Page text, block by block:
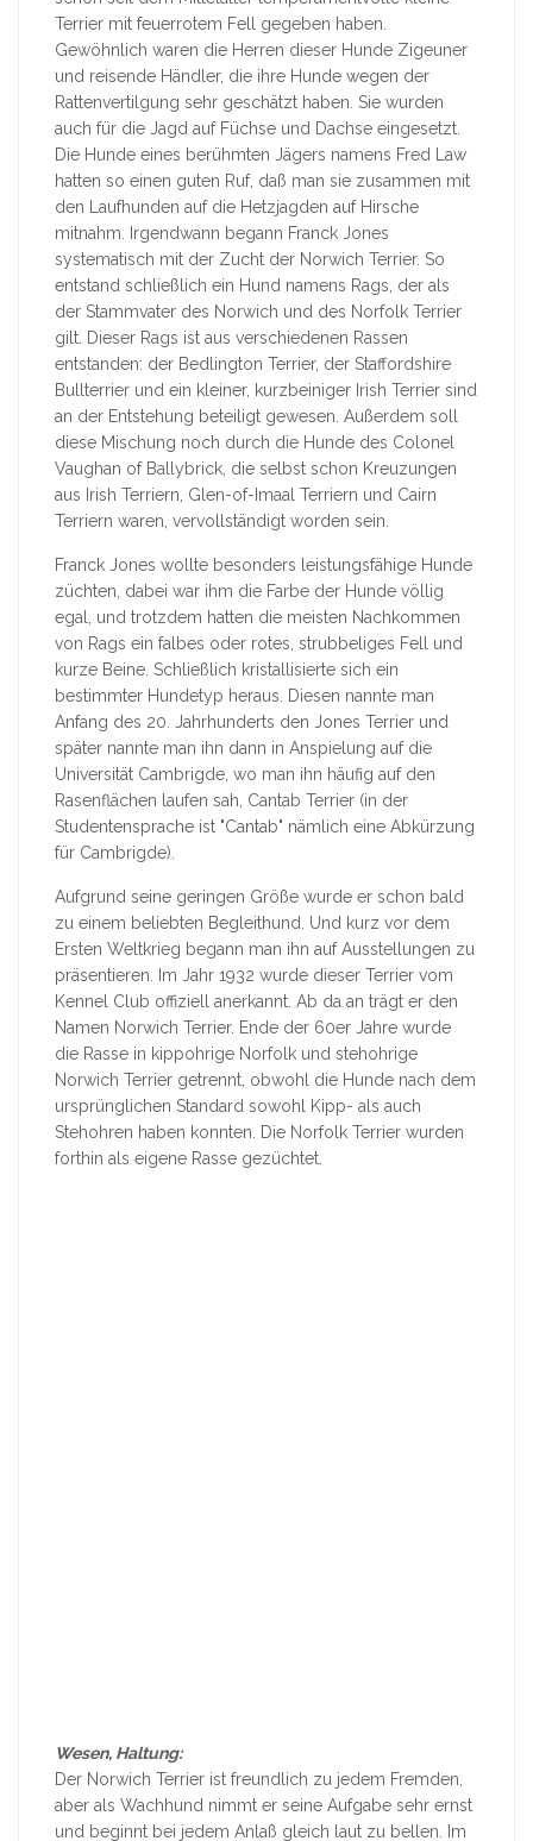
Terrier mit feuerrotem Fell gegeben haben.
Gewöhnlich waren die Herren dieser Hunde Zigeuner
und reisende Händler, die ihre Hunde wegen der
Rattenvertilgung sehr geschätzt haben. Sie wurden
auch für die Jagd auf Füchse und Dachse eingesetzt.
Die Hunde eines berühmten Jägers namens Fred Law
hatten so einen guten Ruf, daß man sie zusammen mit
den Laufhunden auf die Hetzjagden auf Hirsche
mitnahm. Irgendwann begann Franck Jones
systematisch mit der Zucht der Norwich Terrier. So
entstand schließlich ein Hund namens Rags, der als
der Stammvater des Norwich und des Norfolk Terrier
gilt. Dieser Rags ist aus verschiedenen Rassen
entstanden: der Bedlington Terrier, der Staffordshire
Bullterrier und ein kleiner, kurzbeiniger Irish Terrier sind
an der Entstehung beteiligt gewesen. Außerdem soll
diese Mischung noch durch die Hunde des Colonel
Vaughan of Ballybrick, die selbst schon Kreuzungen
aus Irish Terriern, Glen-of-Imaal Terriern und Cairn
Terriern waren, vervollständigt worden sein.
Franck Jones wollte besonders leistungsfähige Hunde
züchten, dabei war ihm die Farbe der Hunde völlig
egal, und trotzdem hatten die meisten Nachkommen
von Rags ein falbes oder rotes, strubbeliges Fell und
kurze Beine. Schließlich kristallisierte sich ein
bestimmter Hundetyp heraus. Diesen nannte man
Anfang des 20. Jahrhunderts den Jones Terrier und
später nannte man ihn dann in Anspielung auf die
Universität Cambrigde, wo man ihn häufig auf den
Rasenflächen laufen sah, Cantab Terrier (in der
Studentensprache ist "Cantab" nämlich eine Abkürzung
für Cambrigde).
Aufgrund seine geringen Größe wurde er schon bald
zu einem beliebten Begleithund. Und kurz vor dem
Ersten Weltkrieg begann man ihn auf Ausstellungen zu
präsentieren. Im Jahr 1932 wurde dieser Terrier vom
Kennel Club offiziell anerkannt. Ab da an trägt er den
Namen Norwich Terrier. Ende der 60er Jahre wurde
die Rasse in kippohrige Norfolk und stehohrige
Norwich Terrier getrennt, obwohl die Hunde nach dem
ursprünglichen Standard sowohl Kipp- als auch
Stehohren haben konnten. Die Norfolk Terrier wurden
forthin als eigene Rasse gezüchtet.
Wesen, Haltung:
Der Norwich Terrier ist freundlich zu jedem Fremden,
aber als Wachhund nimmt er seine Aufgabe sehr ernst
und beginnt bei jedem Anlaß gleich laut zu bellen. Im